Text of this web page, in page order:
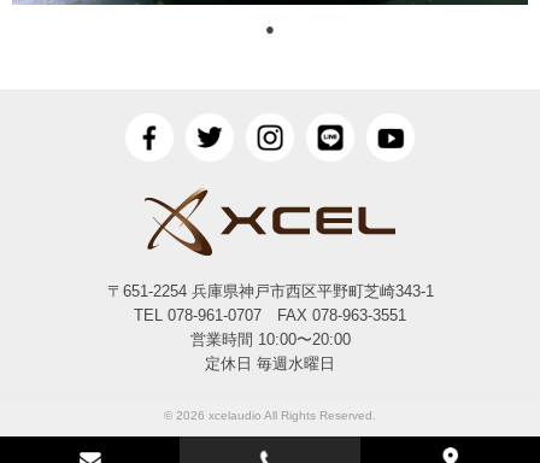
●
〒651-2254 兵庫県神戸市西区平野町芝崎343-1
TEL 078-961-0707 FAX 078-963-3551
営業時間 10:00〜20:00
定休日 毎週水曜日
© 2026 xcelaudio All Rights Reserved.